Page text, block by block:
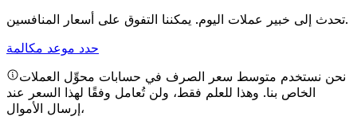
تحدث إلى خبير عملات اليوم.يمكننا التفوق على أسعار المنافسين.
حدد موعد مكالمة
نحن نستخدم متوسط سعر الصرف في حسابات محوِّل العملات
الخاص بنا. وهذا للعلم فقط، ولن تُعامل وفقًا لهذا السعر عند
إرسال الأموال،